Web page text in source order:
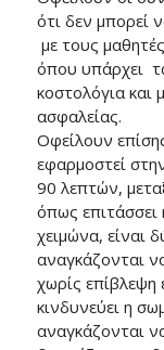
ότι δεν μπορεί
με τους
όπου υπάρχει
κοστολόγια και
ασφαλείας.
Οφείλουν
εφαρμοστεί
90 λεπτών,
όπως επιτάσσει
χειμώνα, είναι
αναγκάζονται
χωρίς επίβλεψη
κινδυνεύει η
αναγκάζονται